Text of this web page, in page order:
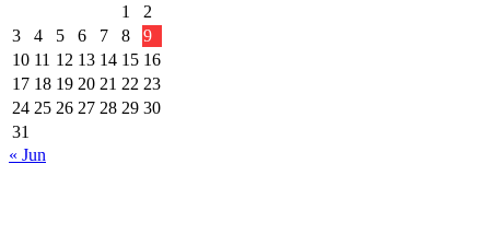
1
2
3
4 5 6 7 8
9
10 11 12 13 14 15 16
17 18 19 20 21 22 23
24 25 26 27 28 29 30
31
« Jun